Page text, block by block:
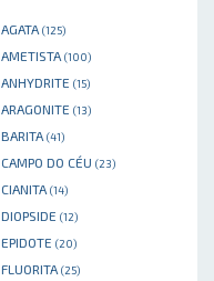
AGATA (125)
AMETISTA (100)
ANHYDRITE (15)
ARAGONITE (13)
BARITA (41)
CAMPO DO CÉU (23)
CIANITA (14)
DIOPSIDE (12)
EPIDOTE (20)
FLUORITA (25)